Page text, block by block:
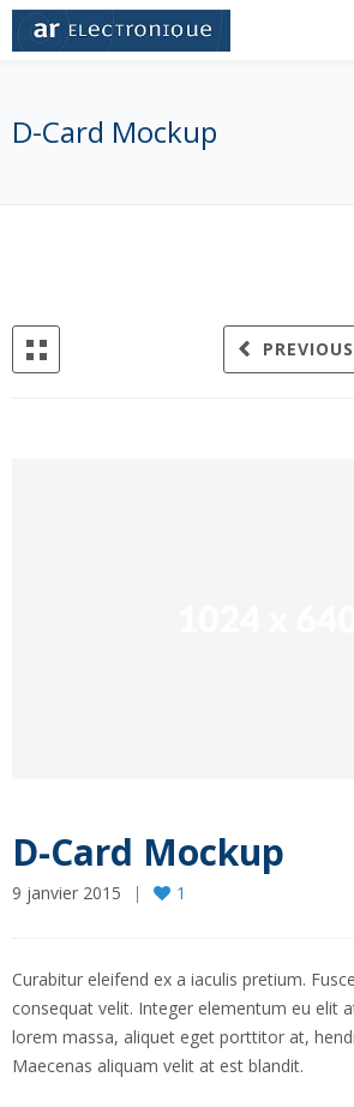
D-Card Mockup
PREVIOUS
D-Card Mockup
9 janvier 2015 1
Curabitur eleifend ex a iaculis pretium.
consequat velit. Integer elementum eu elit
lorem massa, aliquet eget porttitor at,
Maecenas aliquam velit at est blandit.